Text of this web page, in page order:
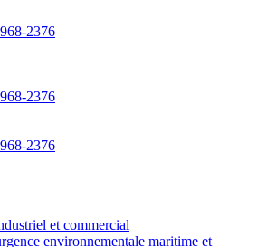
2376
2376
2376
et commercial
environnementale maritime et